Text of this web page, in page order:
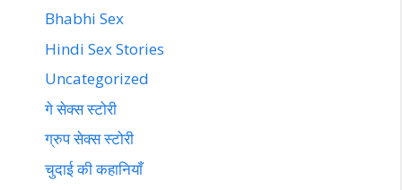
Bhabhi Sex
Hindi Sex Stories
Uncategorized
गे सेक्स स्टोरी
ग्रुप सेक्स स्टोरी
चुदाई की कहानियाँ